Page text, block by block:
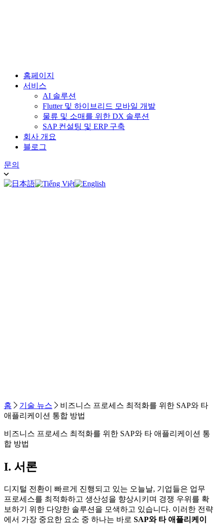
홈페이지
서비스
AI 솔루션
Flutter 및 하이브리드 모바일 개발
물류 및 소매를 위한 DX 솔루션
SAP 컨설팅 및 ERP 구축
회사 개요
블로그
문의
홈 기술 뉴스
비즈니스 프로세스 최적화를 위한 SAP와 타
애플리케이션 통합 방법
비즈니스 프로세스 최적화를 위한 SAP와 타 애플리케이션 통
합 방법
I. 서론
디지털 전환이 빠르게 진행되고 있는 오늘날, 기업들은 업무
프로세스를 최적화하고 생산성을 향상시키며 경쟁 우위를 확
보하기 위한 다양한 솔루션을 모색하고 있습니다. 이러한 전략
에서 가장 중요한 요소 중 하나는 바로 SAP와 타 애플리케이